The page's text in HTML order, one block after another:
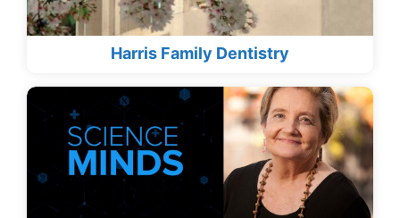
Harris Family Dentistry